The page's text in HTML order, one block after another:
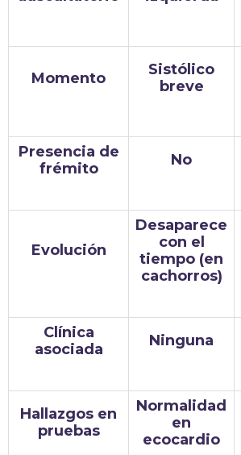
Momento
Sistólico
breve
Presencia de
frémito
No
Evolución
Desaparece
con el
tiempo (en
cachorros)
Clínica
asociada
Ninguna
Hallazgos en
pruebas
Normalidad
en
ecocardio